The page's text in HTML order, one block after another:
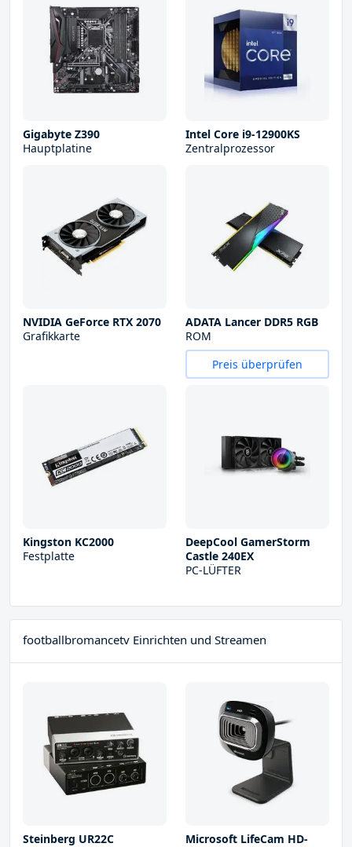
Gigabyte Z390
Hauptplatine
Intel Core i9-12900KS
Zentralprozessor
NVIDIA GeForce RTX 2070
Grafikkarte
ADATA Lancer DDR5 RGB
ROM
Preis überprüfen
Kingston KC2000
Festplatte
DeepCool GamerStorm
Castle 240EX
PC-LÜFTER
footballbromancetv Einrichten und Streamen
Steinberg UR22С
Microsoft LifeCam HD-